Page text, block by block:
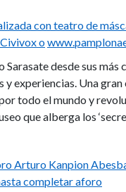
con teatro de
o
desde sus
y experiencias. Una
todo el mundo y
que alberga los
Arturo Kanpion
completar aforo